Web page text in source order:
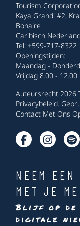
Tourism
Kaya Grandi #2,
Bonaire
Caribisch Nederland
Tel: +599-717-8322
Openingstijden:
Maandag -
Vrijdag 8.00 - 12.00
Auteursrecht 2026
Privacybeleid.
Contact Met Ons
NEEM
MET JE
Blijf op de
digitale